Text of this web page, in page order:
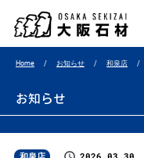
Home お知らせ 和泉店
お知らせ